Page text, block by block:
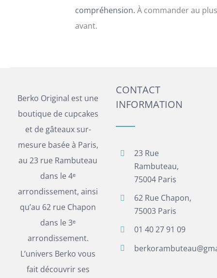
compréhension. À commander au
avant.
Berko Original est une
boutique de cupcakes
et de gâteaux sur-
mesure basée à Paris,
au 23 rue Rambuteau
dans le 4ᵉ
arrondissement, ainsi
qu’au 62 rue Chapon
dans le 3ᵉ
arrondissement.
L’univers Berko vous
fait découvrir ses
CONTACT
INFORMATION
23 Rue
Rambuteau,
75004 Paris
62 Rue Chapon,
75003 Paris
01 40 27 91 09